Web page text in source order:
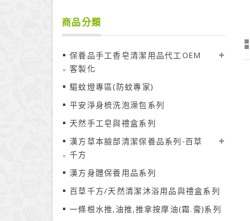
商品分類
保養品手工香皂清潔用品代工OEM
客製化
驅蚊燈專區(防蚊專家)
平安淨身梳洗泡澡包系列
天然手工皂與禮盒系列
漢方草本臉部清潔保養品系列-百草
千方
漢方身體保養用品系列
百草千方/天然清潔沐浴用品與禮盒系列
一條根水推,油推,推拿按摩油(霜.膏)系列
$200